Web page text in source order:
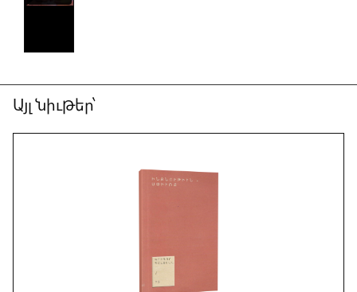
Այլ նիւթեր՝